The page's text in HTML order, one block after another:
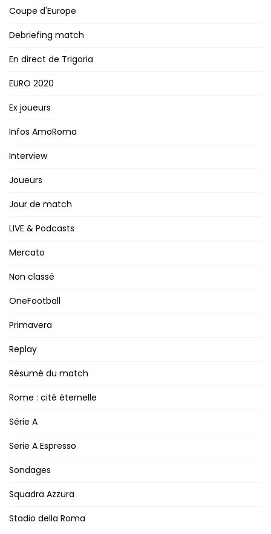
Coupe d'Europe
Debriefing match
En direct de Trigoria
EURO 2020
Ex joueurs
Infos AmoRoma
Interview
Joueurs
Jour de match
LIVE & Podcasts
Mercato
Non classé
OneFootball
Primavera
Replay
Résumé du match
Rome : cité éternelle
Série A
Serie A Espresso
Sondages
Squadra Azzura
Stadio della Roma